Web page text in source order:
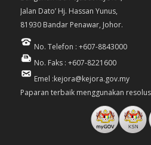
Jalan Dato’ Hj. Hassan Yunus,
81930 Bandar Penawar, Johor.
No. Telefon : +607-8843000
No. Faks : +607-8221600
Emel :kejora@kejora.gov.my
Paparan terbaik menggunakan